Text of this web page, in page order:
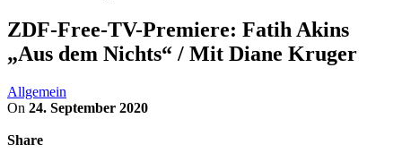
ZDF-Free-TV-Premiere: Fatih Akins
„Aus dem Nichts“ / Mit Diane Kruger
Allgemein
On 24. September 2020
Share